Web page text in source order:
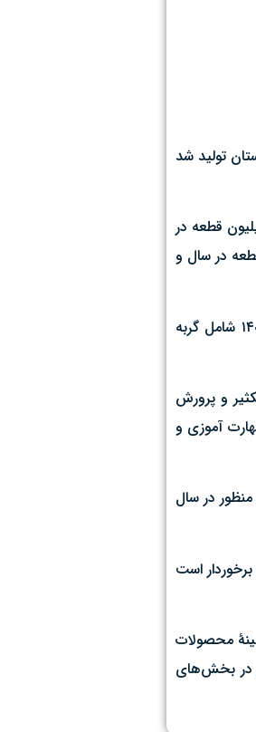
و ۲۰۰ هزار قطعه ماهیان زینتی در استان تولید شد
تولید یک میلیون قطعه در
هزار قطعه و ۲ فقره موافقت اصولی پرورش ماهیان زینتی به ظرفیت تولید ۲ میلیون قطعه در سال و
وی با اشاره به انجام فعالیت‌های تحقیقاتی برای پرورش انواع ماهیان زینتی در قم افزود: در همین رابطه تکثیر مصنوعی دو گونه ماهی زینتی وارداتی در سال ۱۴۰۱ شامل گربه
و پرورش
آموزی و
در سال
است
میزان متوسط تولید بخش کشاورزی قم در سال ۸۵۰ هزار تن در زمینهٔ محصولات
به‌نحوی‌که حدود ۵۰ درصد اشتغال روستاییان در بخش‌های